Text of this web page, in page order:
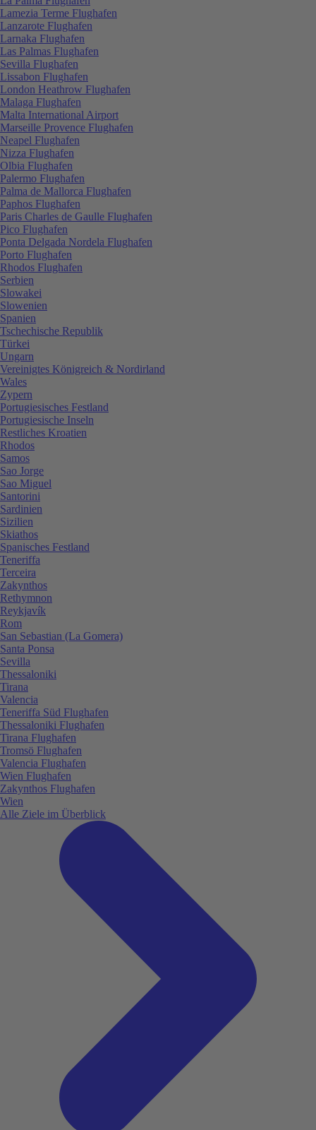
Lamezia Terme Flughafen
Lanzarote Flughafen
Larnaka Flughafen
Las Palmas Flughafen
Sevilla Flughafen
Lissabon Flughafen
London Heathrow Flughafen
Malaga Flughafen
Malta International Airport
Marseille Provence Flughafen
Neapel Flughafen
Nizza Flughafen
Olbia Flughafen
Palermo Flughafen
Palma de Mallorca Flughafen
Paphos Flughafen
Paris Charles de Gaulle Flughafen
Pico Flughafen
Ponta Delgada Nordela Flughafen
Porto Flughafen
Rhodos Flughafen
Serbien
Slowakei
Slowenien
Spanien
Tschechische Republik
Türkei
Ungarn
Vereinigtes Königreich & Nordirland
Wales
Zypern
Portugiesisches Festland
Portugiesische Inseln
Restliches Kroatien
Rhodos
Samos
Sao Jorge
Sao Miguel
Santorini
Sardinien
Sizilien
Skiathos
Spanisches Festland
Teneriffa
Terceira
Zakynthos
Rethymnon
Reykjavík
Rom
San Sebastian (La Gomera)
Santa Ponsa
Sevilla
Thessaloniki
Tirana
Valencia
Teneriffa Süd Flughafen
Thessaloniki Flughafen
Tirana Flughafen
Tromsö Flughafen
Valencia Flughafen
Wien Flughafen
Zakynthos Flughafen
Wien
Alle Ziele im Überblick